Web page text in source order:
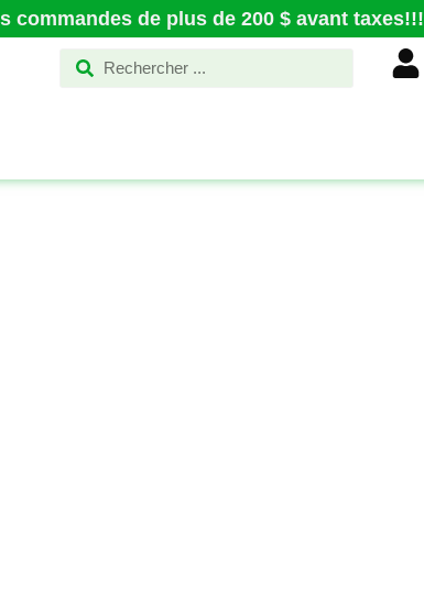
commandes de plus de 200 $ avant taxes!!!